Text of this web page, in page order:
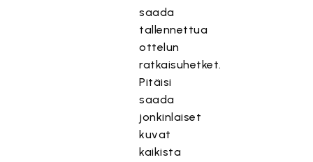
saada
tallennettua
ottelun
ratkaisuhetket.
Pitäisi
saada
jonkinlaiset
kuvat
kaikista